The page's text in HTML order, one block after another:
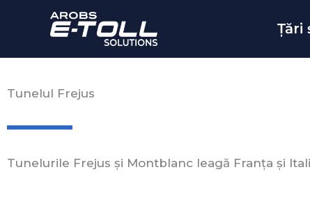
Țări
Tunelul Frejus
Tunelurile Frejus și Montblanc leagă Franța și